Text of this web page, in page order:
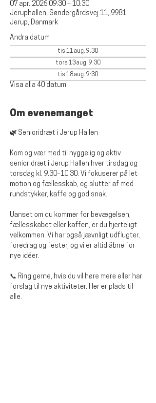
07 apr. 2026 09:30 – 10:30
Jeruphallen, Søndergårdsvej 11, 9981
Jerup, Danmark
Andra datum
tis 11 aug. 9:30
tors 13 aug. 9:30
tis 18 aug. 9:30
Visa alla 40 datum
Om evenemanget
🌿 Senioridræt i Jerup Hallen
Kom og vær med til hyggelig og aktiv
senioridræt i Jerup Hallen hver tirsdag og
torsdag kl. 9.30–10.30. Vi fokuserer på let
motion og fællesskab, og slutter af med
rundstykker, kaffe og god snak.
Uanset om du kommer for bevægelsen,
fællesskabet eller kaffen, er du hjerteligt
velkommen. Vi har også jævnligt udflugter,
foredrag og fester, og vi er altid åbne for
nye idéer.
📞 Ring gerne, hvis du vil høre mere eller har
forslag til nye aktiviteter. Her er plads til
alle.